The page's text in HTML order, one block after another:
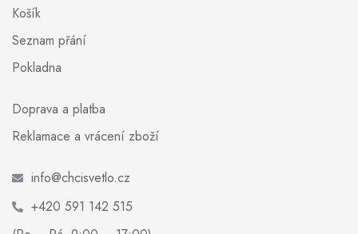
Košík
Seznam přání
Pokladna
Doprava a platba
Reklamace a vrácení zboží
info@chcisvetlo.cz
+420 591 142 515